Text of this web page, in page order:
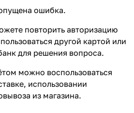
ошибка.
повторить авторизацию
другой картой или
для решения вопроса.
можно воспользоваться
использовании
из магазина.